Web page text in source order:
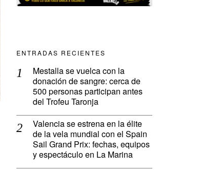
ENTRADAS RECIENTES
Mestalla se vuelca con la
donación de sangre: cerca de
500 personas participan antes
del Trofeu Taronja
Valencia se estrena en la élite
de la vela mundial con el Spain
Sail Grand Prix: fechas, equipos
y espectáculo en La Marina